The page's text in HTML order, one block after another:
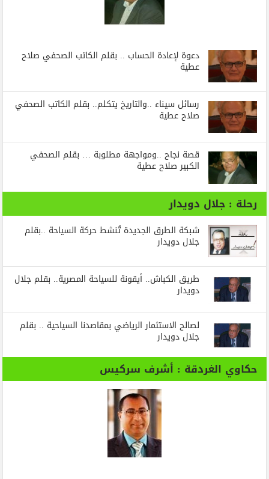
دعوة لإعادة الحساب .. بقلم الكاتب الصحفي صلاح
عطية
رسائل‭ ‬سيناء‭.. ‬والتاريخ‭ ‬يتكلم.. بقلم الكاتب الصحفي
صلاح عطية
قصة نجاح ..ومواجهة مطلوبة … بقلم الصحفي
الكبير صلاح عطية
رحلة : جلال دويدار
شبكة الطرق الجديدة تُنشط حركة السياحة ..بقلم
جلال دويدار
طريق الكباش.. أيقونة للسياحة المصرية.. بقلم جلال
دويدار
لصالح الاستثمار الرياضي بمقاصدنا السياحية .. بقلم
جلال دويدار
حكاوي الغردقة : أشرف سركيس